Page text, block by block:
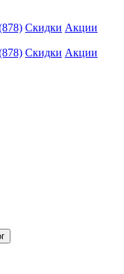
Скидки Акции
Скидки Акции